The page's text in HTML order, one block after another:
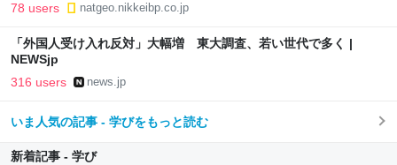
78 users natgeo.nikkeibp.co.jp
「外国人受け入れ反対」大幅増 東大調査、若い世代で多く |
NEWSjp
316 users news.jp
いま人気の記事 - 学びをもっと読む
新着記事 - 学び